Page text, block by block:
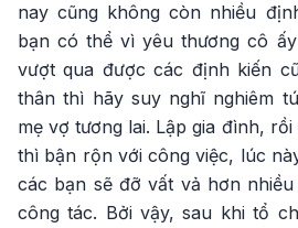
nay cũng không còn nhiều
bạn có thể vì yêu thương cô
vượt qua được các định kiến
thân thì hãy suy nghĩ nghiêm
mẹ vợ tương lai. Lập gia đình,
thì bận rộn với công việc, lúc
các bạn sẽ đỡ vất vả hơn
công tác. Bởi vậy, sau khi tổ